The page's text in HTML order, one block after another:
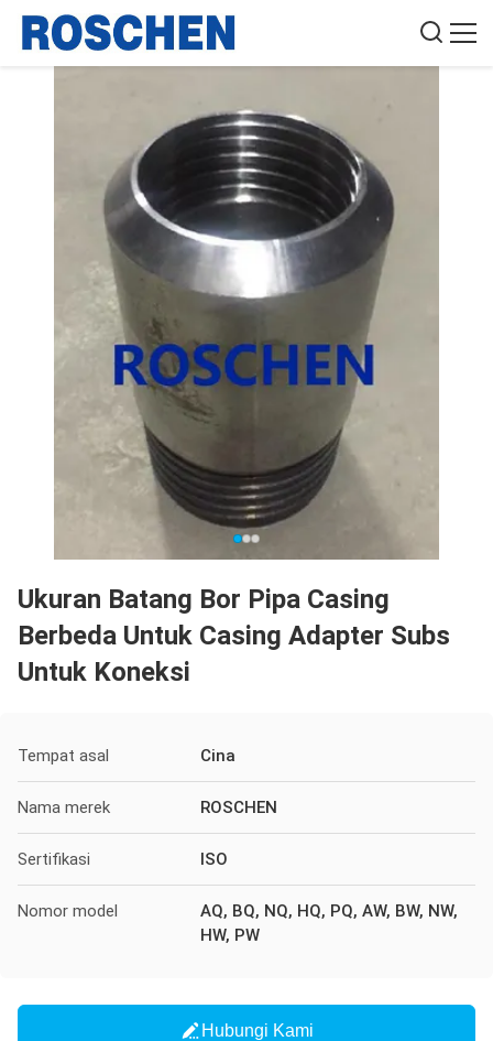
Ukuran Batang Bor Pipa Casing
Berbeda Untuk Casing Adapter Subs
Untuk Koneksi
Tempat asal Cina
Nama merek ROSCHEN
Sertifikasi ISO
Nomor model
AQ, BQ, NQ, HQ, PQ, AW, BW, NW,
HW, PW
Hubungi Kami